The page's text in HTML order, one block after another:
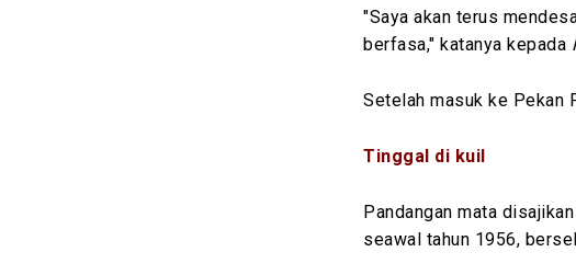
"Saya akan terus
berfasa," katanya kepada
Setelah masuk ke Pekan
Tinggal di kuil
Pandangan mata
seawal tahun 1956,